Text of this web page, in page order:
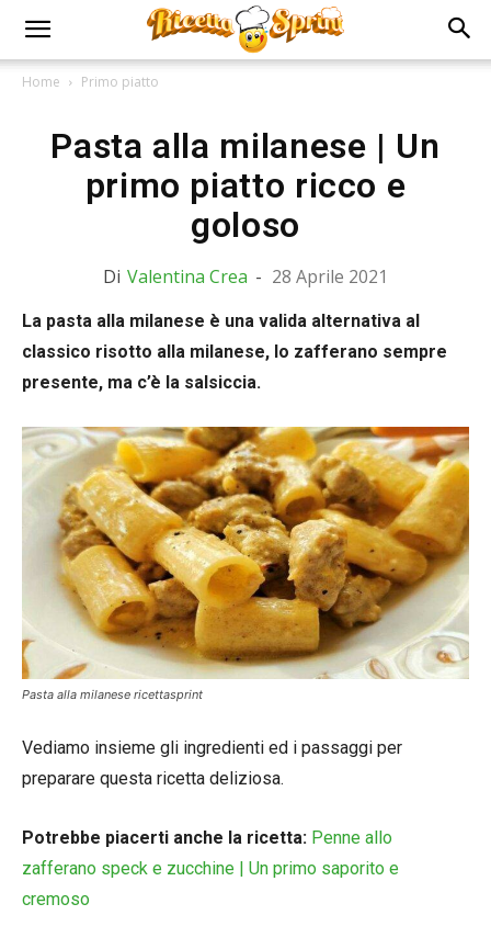
Home Primo piatto
Pasta alla milanese | Un
primo piatto ricco e
goloso
Di Valentina Crea - 28 Aprile 2021
La pasta alla milanese è una valida alternativa al
classico risotto alla milanese, lo zafferano sempre
presente, ma c’è la salsiccia.
Pasta alla milanese ricettasprint
Vediamo insieme gli ingredienti ed i passaggi per
preparare questa ricetta deliziosa.
Potrebbe piacerti anche la ricetta: Penne allo
zafferano speck e zucchine | Un primo saporito e
cremoso